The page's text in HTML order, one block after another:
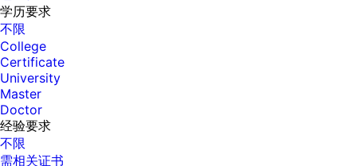
学历要求
不限
College
Certificate
University
Master
Doctor
经验要求
不限
需相关证书